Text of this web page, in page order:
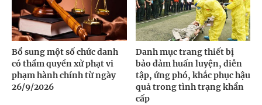
Bổ sung một số chức danh
có thẩm quyền xử phạt vi
phạm hành chính từ ngày
26/9/2026
Danh mục trang thiết bị
bảo đảm huấn luyện, diễn
tập, ứng phó, khắc phục hậu
quả trong tình trạng khẩn
cấp